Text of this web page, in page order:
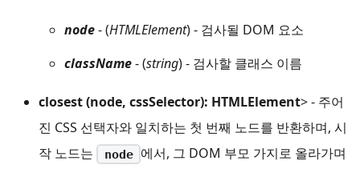
node- (HTMLElement) - 검사될 DOM 요소
className- (string) - 검사할 클래스 이름
closest (node, cssSelector): HTMLElement> - 주어
진 CSS 선택자와 일치하는 첫 번째 노드를 반환하며, 시
작 노드는
node 에서, 그 DOM 부모 가지로 올라가며